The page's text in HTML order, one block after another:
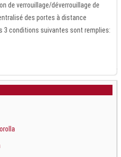
de verrouillage/déverrouillage de
des portes à distance
3 conditions suivantes sont remplies: